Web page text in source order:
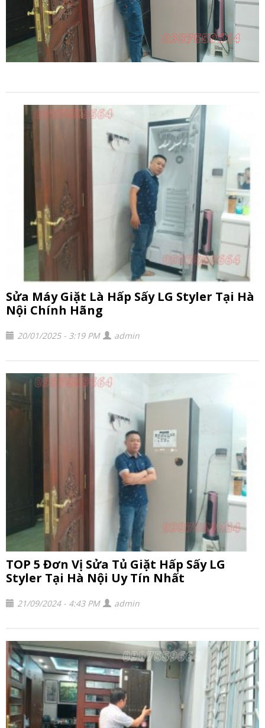
Sửa Máy Giặt Là Hấp Sấy LG Styler Tại Hà
Nội Chính Hãng
20/01/2025 - 3:19 PM admin
TOP 5 Đơn Vị Sửa Tủ Giặt Hấp Sấy LG
Styler Tại Hà Nội Uy Tín Nhất
21/09/2024 - 4:43 PM admin